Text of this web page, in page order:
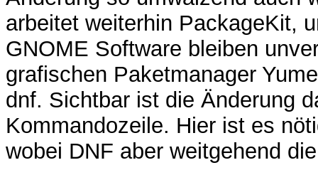
arbeitet weiterhin PackageKit,
GNOME Software bleiben
grafischen Paketmanager
dnf. Sichtbar ist die Änderung
Kommandozeile. Hier ist es
wobei DNF aber weitgehend